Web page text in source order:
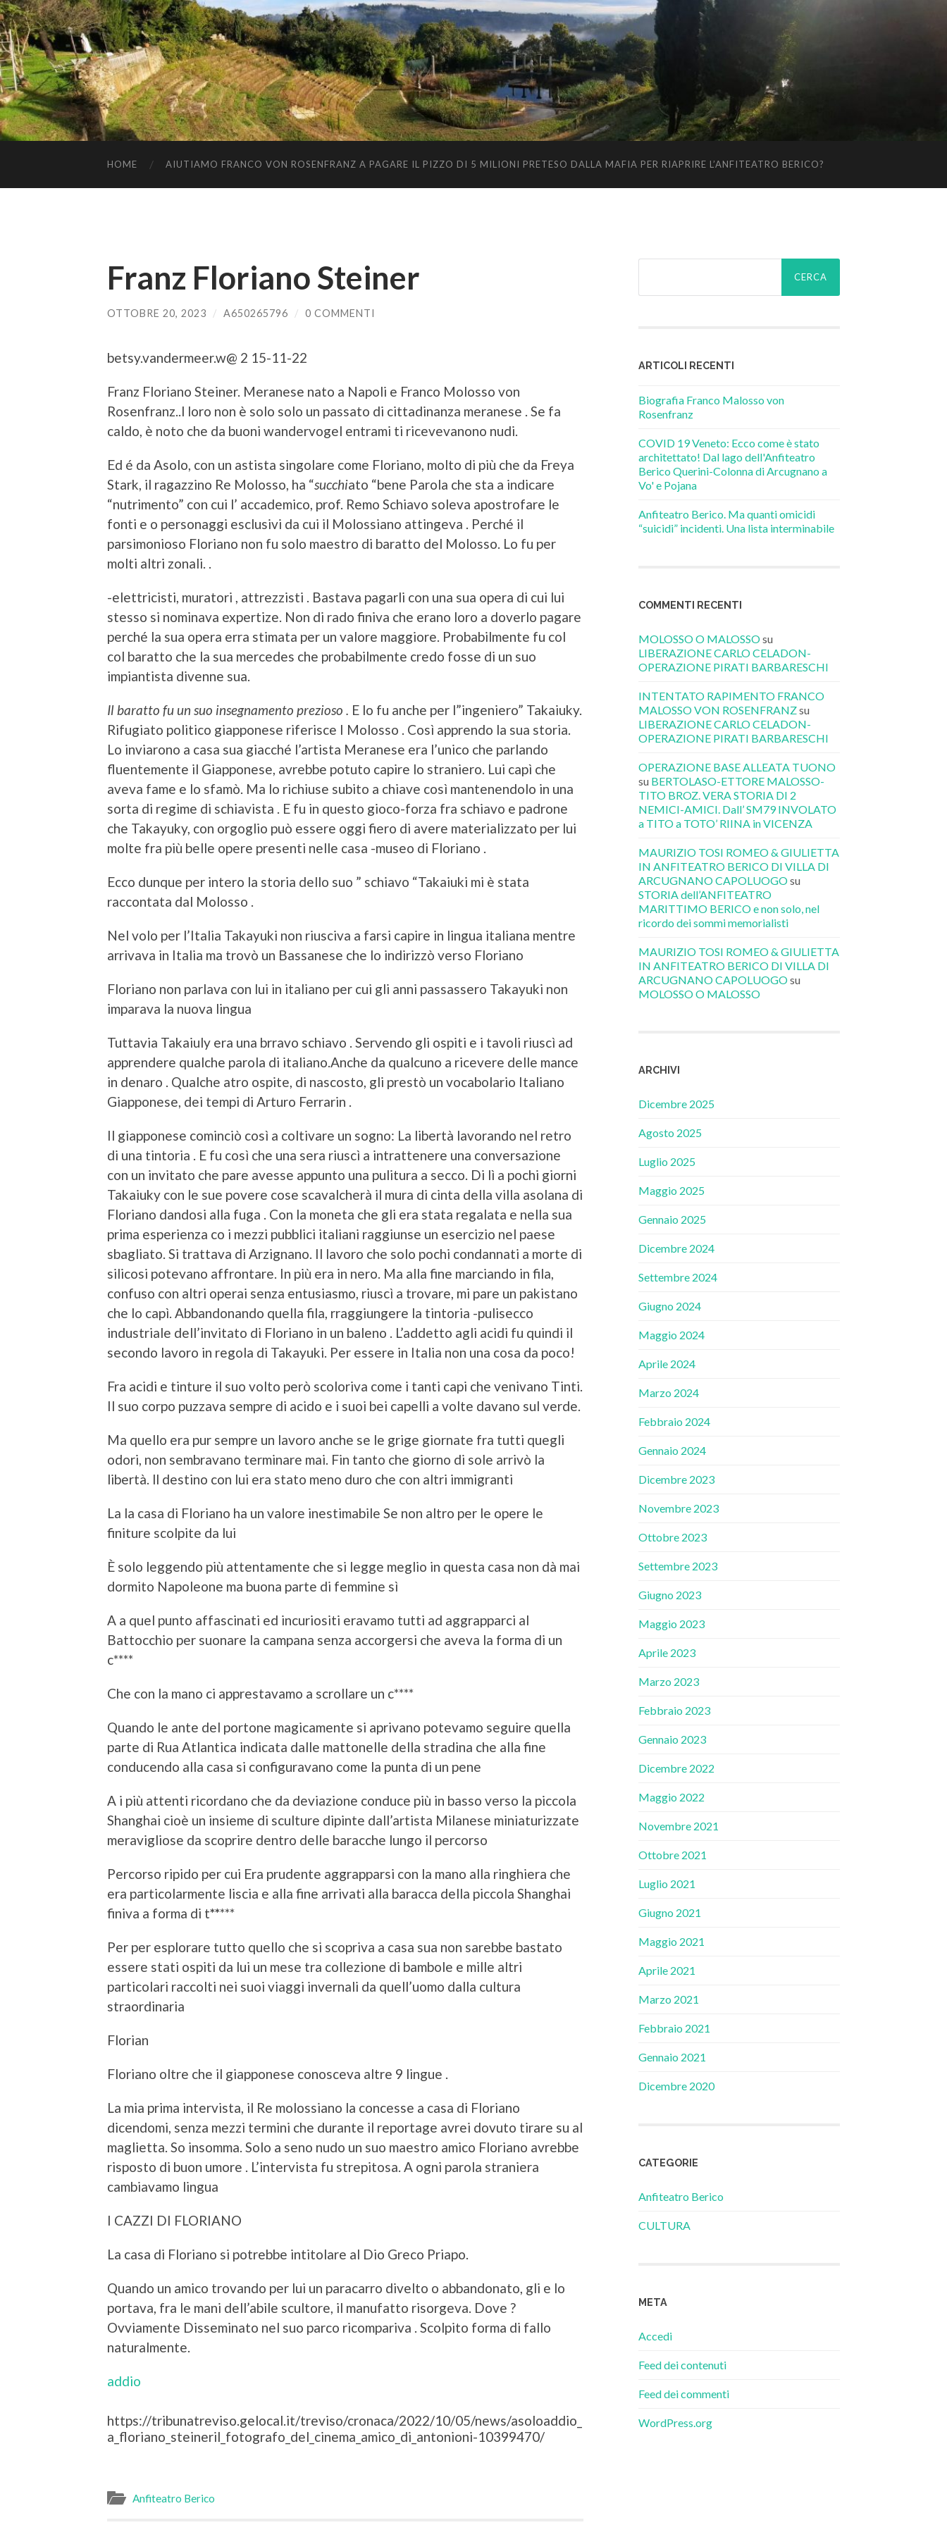
HOME AIUTIAMO FRANCO VON ROSENFRANZ A PAGARE IL PIZZO DI 5 MILIONI PRETESO DALLA MAFIA PER RIAPRIRE L’ANFITEATRO BERICO?
Franz Floriano Steiner
OTTOBRE 20, 2023 / A650265796 / 0 COMMENTI
betsy.vandermeer.w@ 2 15-11-22
Franz Floriano Steiner. Meranese nato a Napoli e Franco Molosso von
Rosenfranz..l loro non è solo solo un passato di cittadinanza meranese . Se fa
caldo, è noto che da buoni wandervogel entrami ti ricevevanono nudi.
Ed é da Asolo, con un astista singolare come Floriano, molto di più che da Freya
Stark, il ragazzino Re Molosso, ha “succhiato “bene Parola che sta a indicare
“nutrimento” con cui l’ accademico, prof. Remo Schiavo soleva apostrofare le
fonti e o personaggi esclusivi da cui il Molossiano attingeva . Perché il
parsimonioso Floriano non fu solo maestro di baratto del Molosso. Lo fu per
molti altri zonali. .
-elettricisti, muratori , attrezzisti . Bastava pagarli con una sua opera di cui lui
stesso si nominava expertize. Non di rado finiva che erano loro a doverlo pagare
perché la sua opera erra stimata per un valore maggiore. Probabilmente fu col
col baratto che la sua mercedes che probabilmente credo fosse di un suo
impiantista divenne sua.
Il baratto fu un suo insegnamento prezioso . E lo fu anche per l”ingeniero” Takaiuky.
Rifugiato politico giapponese riferisce I Molosso . Così apprendo la sua storia.
Lo inviarono a casa sua giacché l’artista Meranese era l’unico che parlando
fluentemente il Giapponese, avrebbe potuto capire lo straniero. Lui capì che
aveva fame e lo sfamò. Ma lo richiuse subito a chiave così mantenendolo in una
sorta di regime di schiavista . E fu in questo gioco-forza fra schiavo e padrone
che Takayuky, con orgoglio può essere oggi fiero di avere materializzato per lui
molte fra più belle opere presenti nelle casa -museo di Floriano .
Ecco dunque per intero la storia dello suo ” schiavo “Takaiuki mi è stata
raccontata dal Molosso .
Nel volo per l’Italia Takayuki non riusciva a farsi capire in lingua italiana mentre
arrivava in Italia ma trovò un Bassanese che lo indirizzò verso Floriano
Floriano non parlava con lui in italiano per cui gli anni passassero Takayuki non
imparava la nuova lingua
Tuttavia Takaiuly era una brravo schiavo . Servendo gli ospiti e i tavoli riuscì ad
apprendere qualche parola di italiano.Anche da qualcuno a ricevere delle mance
in denaro . Qualche atro ospite, di nascosto, gli prestò un vocabolario Italiano
Giapponese, dei tempi di Arturo Ferrarin .
Il giapponese cominciò così a coltivare un sogno: La libertà lavorando nel retro
di una tintoria . E fu così che una sera riuscì a intrattenere una conversazione
con un invitato che pare avesse appunto una pulitura a secco. Di lì a pochi giorni
Takaiuky con le sue povere cose scavalcherà il mura di cinta della villa asolana di
Floriano dandosi alla fuga . Con la moneta che gli era stata regalata e nella sua
prima esperienza co i mezzi pubblici italiani raggiunse un esercizio nel paese
sbagliato. Si trattava di Arzignano. Il lavoro che solo pochi condannati a morte di
silicosi potevano affrontare. In più era in nero. Ma alla fine marciando in fila,
confuso con altri operai senza entusiasmo, riuscì a trovare, mi pare un pakistano
che lo capì. Abbandonando quella fila, rraggiungere la tintoria -pulisecco
industriale dell’invitato di Floriano in un baleno . L’addetto agli acidi fu quindi il
secondo lavoro in regola di Takayuki. Per essere in Italia non una cosa da poco!
Fra acidi e tinture il suo volto però scoloriva come i tanti capi che venivano Tinti.
Il suo corpo puzzava sempre di acido e i suoi bei capelli a volte davano sul verde.
Ma quello era pur sempre un lavoro anche se le grige giornate fra tutti quegli
odori, non sembravano terminare mai. Fin tanto che giorno di sole arrivò la
libertà. ll destino con lui era stato meno duro che con altri immigranti
La la casa di Floriano ha un valore inestimabile Se non altro per le opere le
finiture scolpite da lui
È solo leggendo più attentamente che si legge meglio in questa casa non dà mai
dormito Napoleone ma buona parte di femmine sì
A a quel punto affascinati ed incuriositi eravamo tutti ad aggrapparci al
Battocchio per suonare la campana senza accorgersi che aveva la forma di un
c****
Che con la mano ci apprestavamo a scrollare un c****
Quando le ante del portone magicamente si aprivano potevamo seguire quella
parte di Rua Atlantica indicata dalle mattonelle della stradina che alla fine
conducendo alla casa si configuravano come la punta di un pene
A i più attenti ricordano che da deviazione conduce più in basso verso la piccola
Shanghai cioè un insieme di sculture dipinte dall’artista Milanese miniaturizzate
meravigliose da scoprire dentro delle baracche lungo il percorso
Percorso ripido per cui Era prudente aggrapparsi con la mano alla ringhiera che
era particolarmente liscia e alla fine arrivati alla baracca della piccola Shanghai
finiva a forma di t*****
Per per esplorare tutto quello che si scopriva a casa sua non sarebbe bastato
essere stati ospiti da lui un mese tra collezione di bambole e mille altri
particolari raccolti nei suoi viaggi invernali da quell’uomo dalla cultura
straordinaria
Florian
Floriano oltre che il giapponese conosceva altre 9 lingue .
La mia prima intervista, il Re molossiano la concesse a casa di Floriano
dicendomi, senza mezzi termini che durante il reportage avrei dovuto tirare su al
maglietta. So insomma. Solo a seno nudo un suo maestro amico Floriano avrebbe
risposto di buon umore . L’intervista fu strepitosa. A ogni parola straniera
cambiavamo lingua
I CAZZI DI FLORIANO
La casa di Floriano si potrebbe intitolare al Dio Greco Priapo.
Quando un amico trovando per lui un paracarro divelto o abbandonato, gli e lo
portava, fra le mani dell’abile scultore, il manufatto risorgeva. Dove ?
Ovviamente Disseminato nel suo parco ricompariva . Scolpito forma di fallo
naturalmente.
addio
https://tribunatreviso.gelocal.it/treviso/cronaca/2022/10/05/news/asoloaddio_
a_floriano_steineril_fotografo_del_cinema_amico_di_antonioni-10399470/
Anfiteatro Berico
ARTICOLI RECENTI
Biografia Franco Malosso von
Rosenfranz
COVID 19 Veneto: Ecco come è stato
architettato! Dal lago dell'Anfiteatro
Berico Querini-Colonna di Arcugnano a
Vo' e Pojana
Anfiteatro Berico. Ma quanti omicidi
“suicidi” incidenti. Una lista interminabile
COMMENTI RECENTI
MOLOSSO O MALOSSOsu
LIBERAZIONE CARLO CELADON-
OPERAZIONE PIRATI BARBARESCHI
INTENTATO RAPIMENTO FRANCO
MALOSSO VON ROSENFRANZsu
LIBERAZIONE CARLO CELADON-
OPERAZIONE PIRATI BARBARESCHI
OPERAZIONE BASE ALLEATA TUONO
su BERTOLASO-ETTORE MALOSSO-
TITO BROZ. VERA STORIA DI 2
NEMICI-AMICI. Dall’ SM79 INVOLATO
a TITO a TOTO’ RIINA in VICENZA
MAURIZIO TOSI ROMEO & GIULIETTA
IN ANFITEATRO BERICO DI VILLA DI
ARCUGNANO CAPOLUOGOsu
STORIA dell’ANFITEATRO
MARITTIMO BERICO e non solo, nel
ricordo dei sommi memorialisti
MAURIZIO TOSI ROMEO & GIULIETTA
IN ANFITEATRO BERICO DI VILLA DI
ARCUGNANO CAPOLUOGOsu
MOLOSSO O MALOSSO
ARCHIVI
Dicembre 2025
Agosto 2025
Luglio 2025
Maggio 2025
Gennaio 2025
Dicembre 2024
Settembre 2024
Giugno 2024
Maggio 2024
Aprile 2024
Marzo 2024
Febbraio 2024
Gennaio 2024
Dicembre 2023
Novembre 2023
Ottobre 2023
Settembre 2023
Giugno 2023
Maggio 2023
Aprile 2023
Marzo 2023
Febbraio 2023
Gennaio 2023
Dicembre 2022
Maggio 2022
Novembre 2021
Ottobre 2021
Luglio 2021
Giugno 2021
Maggio 2021
Aprile 2021
Marzo 2021
Febbraio 2021
Gennaio 2021
Dicembre 2020
CATEGORIE
Anfiteatro Berico
CULTURA
META
Accedi
Feed dei contenuti
Feed dei commenti
WordPress.org